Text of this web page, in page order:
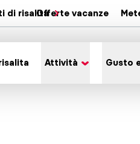
di risalitaOfferte vacanze
Attività Gusto